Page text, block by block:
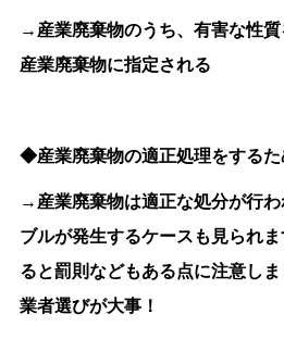
→産業廃棄物のうち、有害な性
産業廃棄物に指定される
◆産業廃棄物の適正処理をするた
→産業廃棄物は適正な処分が行
ブルが発生するケースも見られ
ると罰則などもある点に注意し
業者選びが大事！